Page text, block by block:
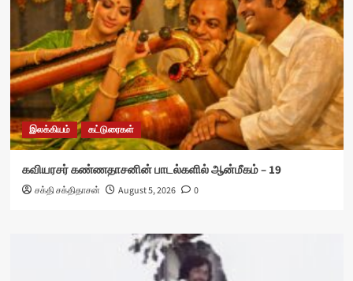
இலக்கியம் கட்டுரைகள்
கவியரசர் கண்ணதாசனின் பாடல்களில் ஆன்மீகம் – 19
சக்தி சக்திதாசன் August 5, 2026 0